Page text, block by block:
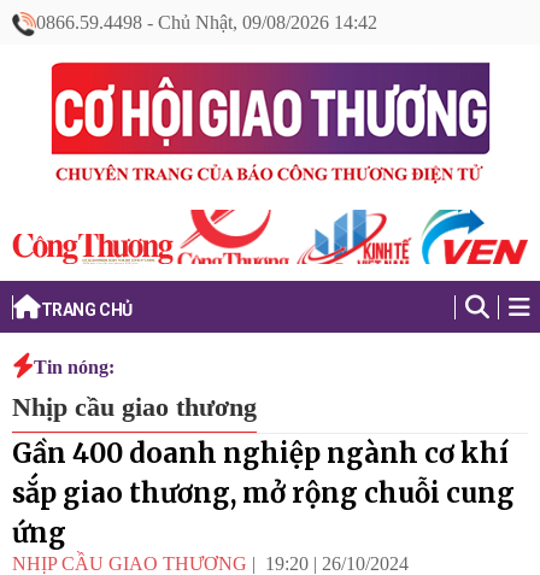
0866.59.4498 - Chủ Nhật, 09/08/2026 14:42
TRANG CHỦ
Tin nóng:
Nhịp cầu giao thương
Gần 400 doanh nghiệp ngành cơ khí
sắp giao thương, mở rộng chuỗi cung
ứng
NHỊP CẦU GIAO THƯƠNG 19:20 | 26/10/2024